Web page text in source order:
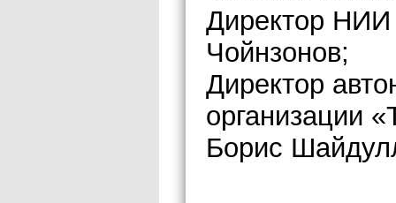
Директор
Чойнзонов;
Директор
организации
Борис